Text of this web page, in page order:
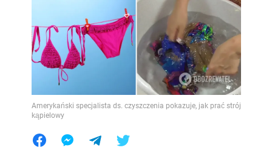
Amerykański specjalista ds. czyszczenia pokazuje, jak prać strój
kąpielowy